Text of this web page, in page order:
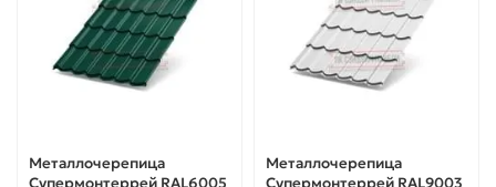
Металлочерепица
Металлочерепица